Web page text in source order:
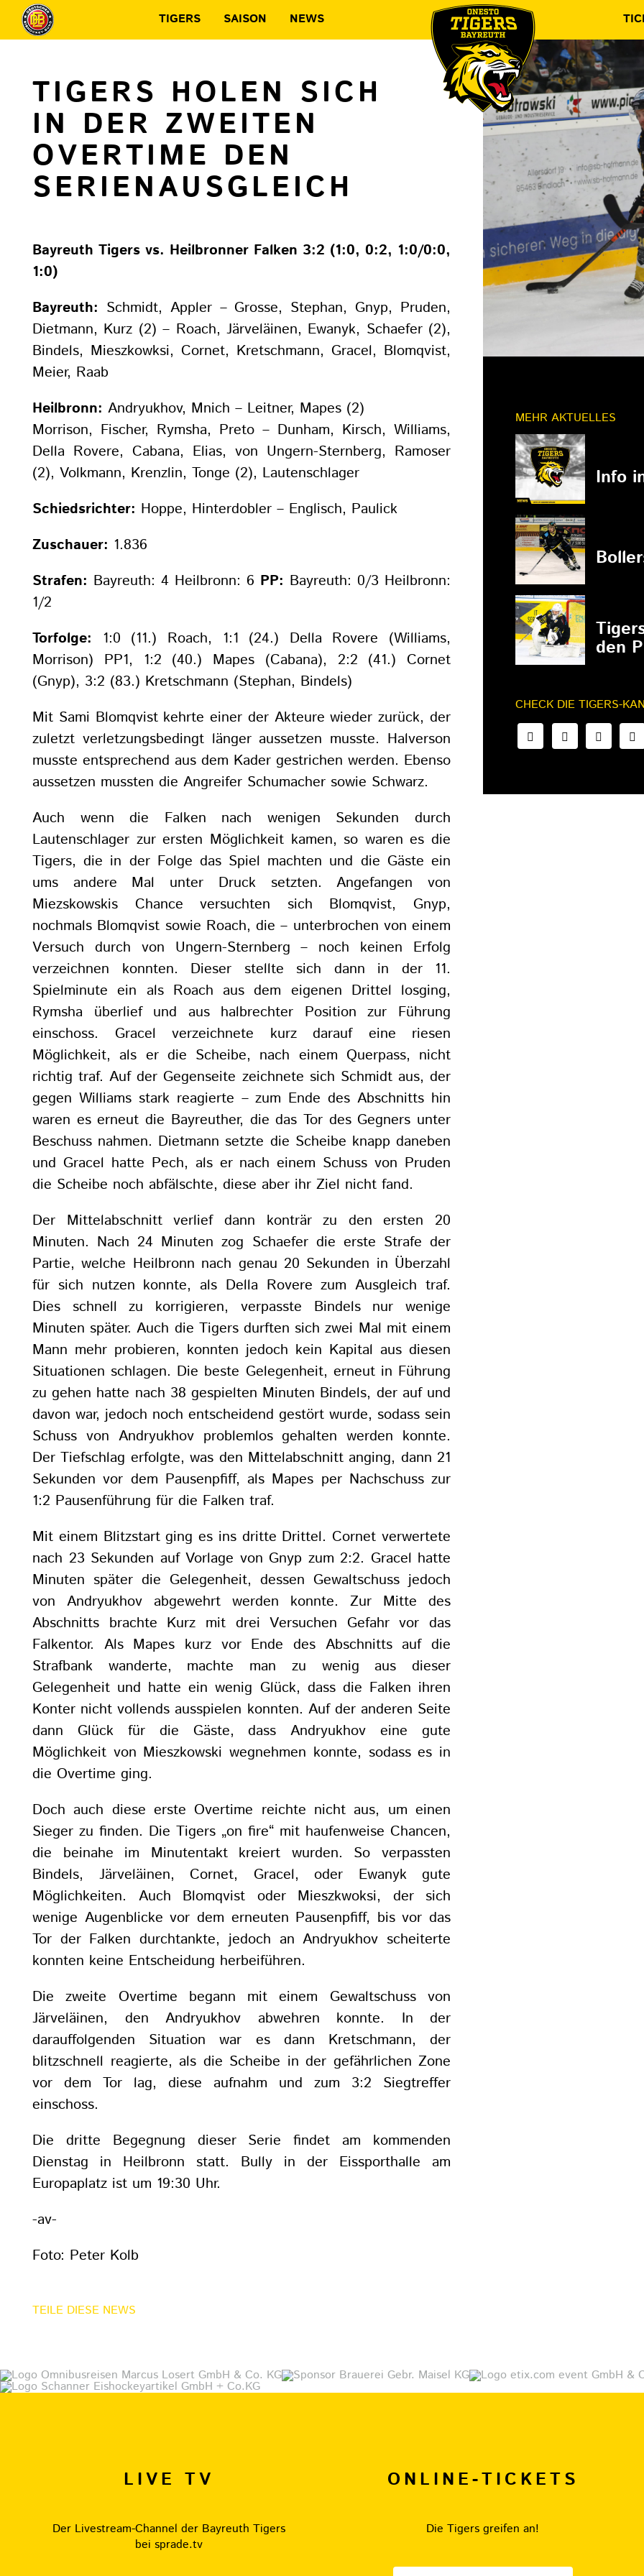
TIGERS SAISON NEWS
TIGERS HOLEN SICH
IN DER ZWEITEN
OVERTIME DEN
SERIENAUSGLEICH
Bayreuth Tigers vs. Heilbronner Falken 3:2 (1:0, 0:2, 1:0/0:0,
1:0)
Bayreuth: Schmidt, Appler – Grosse, Stephan, Gnyp, Pruden,
Dietmann, Kurz (2) – Roach, Järveläinen, Ewanyk, Schaefer (2),
Bindels, Mieszkowksi, Cornet, Kretschmann, Gracel, Blomqvist,
Meier, Raab
Heilbronn: Andryukhov, Mnich – Leitner, Mapes (2)
Morrison, Fischer, Rymsha, Preto – Dunham, Kirsch, Williams,
Della Rovere, Cabana, Elias, von Ungern-Sternberg, Ramoser
(2), Volkmann, Krenzlin, Tonge (2), Lautenschlager
Schiedsrichter: Hoppe, Hinterdobler – Englisch, Paulick
Zuschauer: 1.836
Strafen: Bayreuth: 4 Heilbronn: 6 PP: Bayreuth: 0/3 Heilbronn:
1/2
Torfolge: 1:0 (11.) Roach, 1:1 (24.) Della Rovere (Williams,
Morrison) PP1, 1:2 (40.) Mapes (Cabana), 2:2 (41.) Cornet
(Gnyp), 3:2 (83.) Kretschmann (Stephan, Bindels)
Mit Sami Blomqvist kehrte einer der Akteure wieder zurück, der
zuletzt verletzungsbedingt länger aussetzen musste. Halverson
musste entsprechend aus dem Kader gestrichen werden. Ebenso
aussetzen mussten die Angreifer Schumacher sowie Schwarz.
Auch wenn die Falken nach wenigen Sekunden durch
Lautenschlager zur ersten Möglichkeit kamen, so waren es die
Tigers, die in der Folge das Spiel machten und die Gäste ein
ums andere Mal unter Druck setzten. Angefangen von
Miezskowskis Chance versuchten sich Blomqvist, Gnyp,
nochmals Blomqvist sowie Roach, die – unterbrochen von einem
Versuch durch von Ungern-Sternberg – noch keinen Erfolg
verzeichnen konnten. Dieser stellte sich dann in der 11.
Spielminute ein als Roach aus dem eigenen Drittel losging,
Rymsha überlief und aus halbrechter Position zur Führung
einschoss. Gracel verzeichnete kurz darauf eine riesen
Möglichkeit, als er die Scheibe, nach einem Querpass, nicht
richtig traf. Auf der Gegenseite zeichnete sich Schmidt aus, der
gegen Williams stark reagierte – zum Ende des Abschnitts hin
waren es erneut die Bayreuther, die das Tor des Gegners unter
Beschuss nahmen. Dietmann setzte die Scheibe knapp daneben
und Gracel hatte Pech, als er nach einem Schuss von Pruden
die Scheibe noch abfälschte, diese aber ihr Ziel nicht fand.
Der Mittelabschnitt verlief dann konträr zu den ersten 20
Minuten. Nach 24 Minuten zog Schaefer die erste Strafe der
Partie, welche Heilbronn nach genau 20 Sekunden in Überzahl
für sich nutzen konnte, als Della Rovere zum Ausgleich traf.
Dies schnell zu korrigieren, verpasste Bindels nur wenige
Minuten später. Auch die Tigers durften sich zwei Mal mit einem
Mann mehr probieren, konnten jedoch kein Kapital aus diesen
Situationen schlagen. Die beste Gelegenheit, erneut in Führung
zu gehen hatte nach 38 gespielten Minuten Bindels, der auf und
davon war, jedoch noch entscheidend gestört wurde, sodass sein
Schuss von Andryukhov problemlos gehalten werden konnte.
Der Tiefschlag erfolgte, was den Mittelabschnitt anging, dann 21
Sekunden vor dem Pausenpfiff, als Mapes per Nachschuss zur
1:2 Pausenführung für die Falken traf.
Mit einem Blitzstart ging es ins dritte Drittel. Cornet verwertete
nach 23 Sekunden auf Vorlage von Gnyp zum 2:2. Gracel hatte
Minuten später die Gelegenheit, dessen Gewaltschuss jedoch
von Andryukhov abgewehrt werden konnte. Zur Mitte des
Abschnitts brachte Kurz mit drei Versuchen Gefahr vor das
Falkentor. Als Mapes kurz vor Ende des Abschnitts auf die
Strafbank wanderte, machte man zu wenig aus dieser
Gelegenheit und hatte ein wenig Glück, dass die Falken ihren
Konter nicht vollends ausspielen konnten. Auf der anderen Seite
dann Glück für die Gäste, dass Andryukhov eine gute
Möglichkeit von Mieszkowski wegnehmen konnte, sodass es in
die Overtime ging.
Doch auch diese erste Overtime reichte nicht aus, um einen
Sieger zu finden. Die Tigers „on fire“ mit haufenweise Chancen,
die beinahe im Minutentakt kreiert wurden. So verpassten
Bindels, Järveläinen, Cornet, Gracel, oder Ewanyk gute
Möglichkeiten. Auch Blomqvist oder Mieszkwoksi, der sich
wenige Augenblicke vor dem erneuten Pausenpfiff, bis vor das
Tor der Falken durchtankte, jedoch an Andryukhov scheiterte
konnten keine Entscheidung herbeiführen.
Die zweite Overtime begann mit einem Gewaltschuss von
Järveläinen, den Andryukhov abwehren konnte. In der
darauffolgenden Situation war es dann Kretschmann, der
blitzschnell reagierte, als die Scheibe in der gefährlichen Zone
vor dem Tor lag, diese aufnahm und zum 3:2 Siegtreffer
einschoss.
Die dritte Begegnung dieser Serie findet am kommenden
Dienstag in Heilbronn statt. Bully in der Eissporthalle am
Europaplatz ist um 19:30 Uhr.
-av-
Foto: Peter Kolb
TEILE DIESE NEWS
MEHR AKTUELLES
Info
den
CHECK DIE TIGERS-
LIVE TV
Der Livestream-Channel der Bayreuth Tigers
bei sprade.tv
ONLINE-TICKETS
Die Tigers greifen an!